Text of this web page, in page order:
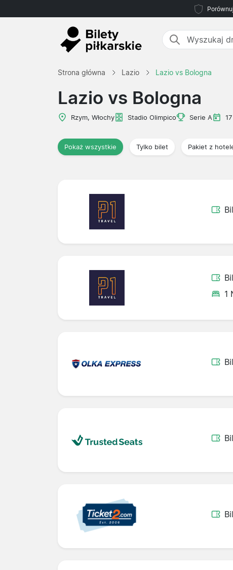
Strona główna Lazio Lazio vs Bologna
Lazio vs Bologna
Rzym, Włochy Stadio Olimpico Serie A
Pokaż wszystkie Tylko bilet Pakiet z
1